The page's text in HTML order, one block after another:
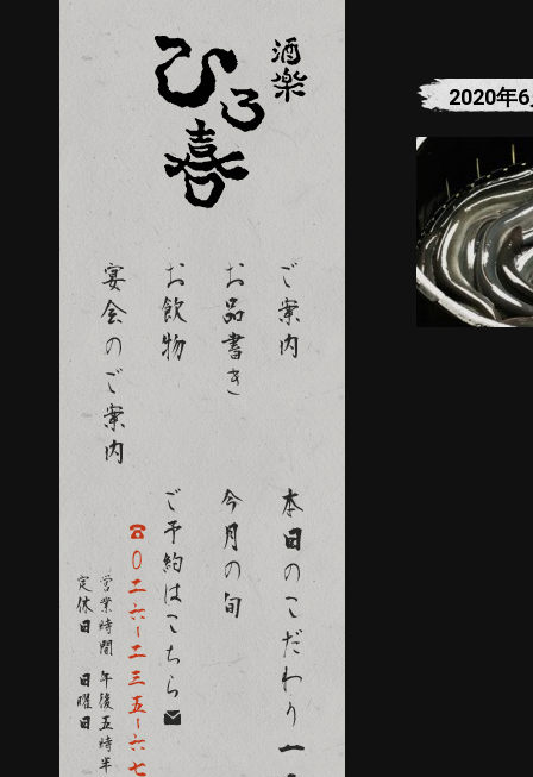
2020年